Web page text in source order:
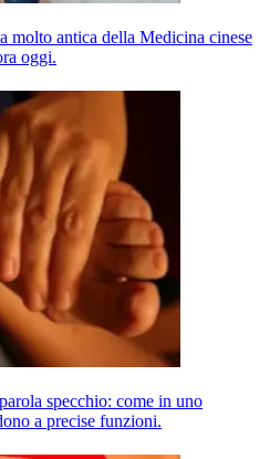
molto antica della Medicina cinese
oggi.
specchio: come in uno
a precise funzioni.